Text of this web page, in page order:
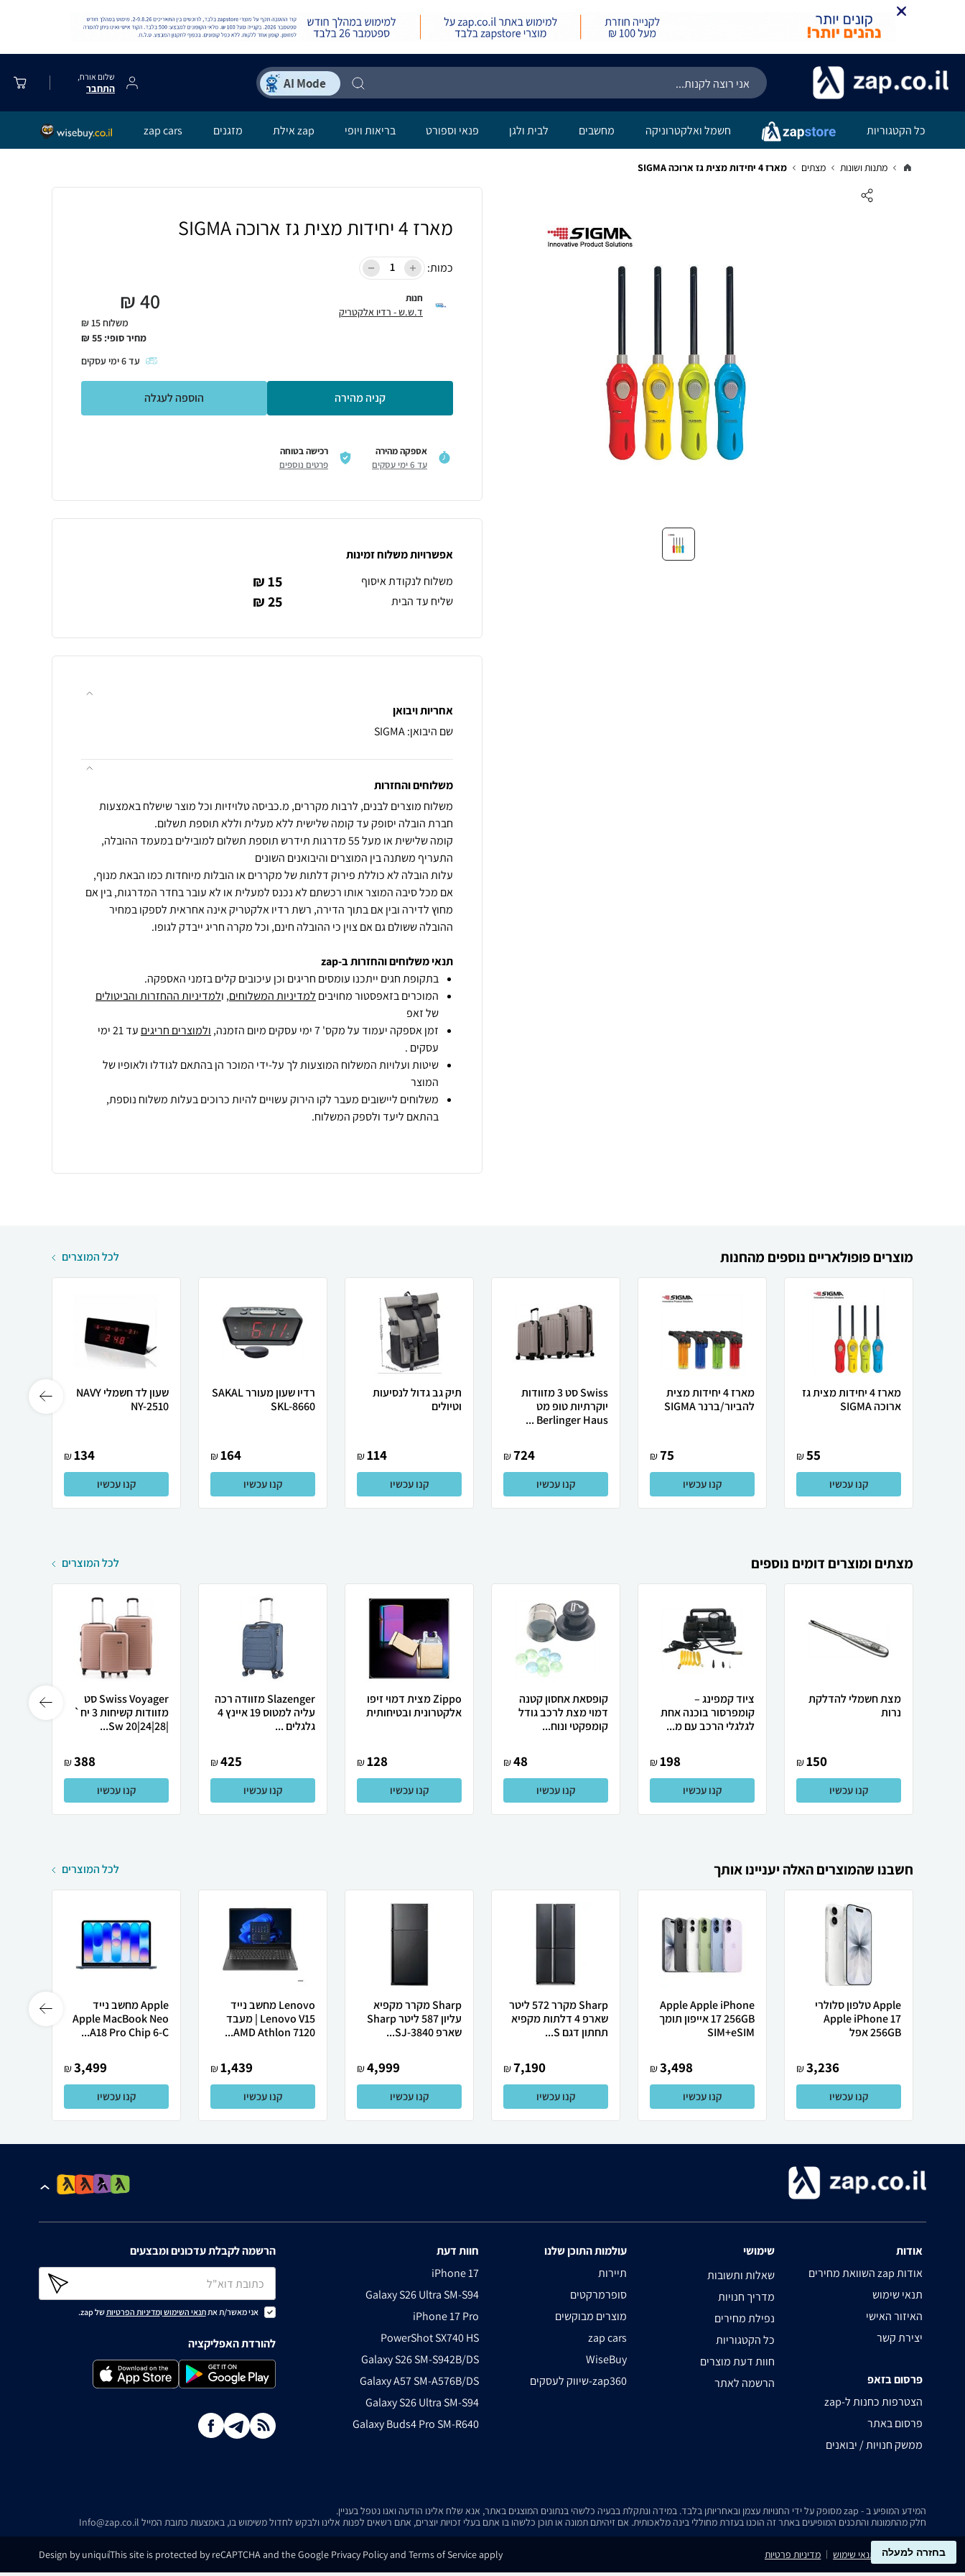
שלום אורח,
התחבר
כל הקטגוריות חשמל ואלקטרוניקה מחשבים לבית ולגן פנאי וספורט בריאות ויופי zap אילת מזגנים zap cars
מתנות ושונות מצתים מארז 4 יחידות מצית גז ארוכה SIGMA
מארז 4 יחידות מצית גז ארוכה SIGMA
כמות:
חנות
ד.ש.ש - רדיו אלקטריק 40
₪
משלוח 15 ₪
מחיר סופי: 55
₪
עד6ימי עסקים
קניה מהירה הוספה לעגלה
אספקה מהירה
עד 6 ימי עסקים
רכישה בטוחה
פרטים נוספים
אפשרויות משלוח זמינות
משלוח לנקודת איסוף
15 ₪
שליח עד הבית 25 ₪
אחריות ויבואן
שם היבואן: SIGMA
משלוחים והחזרות
משלוח מוצרים לבנים, לרבות מקררים, מ.כביסה טלויזיות וכל מוצר שישלח באמצעות
קומה שלישית או מעל 55 מדרגות תידרש תוספת תשלום למובילים במעמד ההובלה,
אם מכל סיבה המוצר אותו רכשתם לא נכנס למעלית או לא עובר בחדר המדרגות, בין אם
מחוץ לדירה ובין אם בתוך הדירה, רשת רדיו אלקטריק אינה אחראית לספקו במחיר
ההובלה ששולם גם אם צוין כי ההובלה חינם, וכל מקרה חריג ייבדק לגופו.
תנאי משלוחים והחזרות ב-zap
בתקופת חגים ייתכנו עומסים חריגים וכן עיכובים קלים בזמני האספקה.
המוכרים בזאפסטור מחויבים למדיניות המשלוחים, ולמדיניות ההחזרות והביטולים
של זאפ
זמן אספקה יעמוד על מקס' 7 ימי עסקים מיום הזמנה,
ולמוצרים חריגים
עד 21 ימי
עסקים .
שיטות ועלויות המשלוח המוצעות לך על-ידי המוכר הן בהתאם לגודלו ולאופיו של
המוצר
משלוחים ליישובים מעבר לקו הירוק עשויים להיות כרוכים בעלות משלוח נוספת,
בהתאם ליעד ולספק המשלוח.
מוצרים פופולאריים נוספים מהחנות לכל המוצרים
מארז 4 יחידות מצית גז
ארוכה SIGMA
55
₪
קנו עכשיו
מארז 4 יחידות מצית
להביור/ברנר SIGMA
75
₪
קנו עכשיו
Swiss סט 3 מזוודות
יוקרתיות טופ מט
Berlinger Haus ...
724
₪
קנו עכשיו
תיק גב גדול לנסיעות
וטיולים
114
₪
קנו עכשיו
רדיו שעון מעורר SAKAL
SKL-8660
164
₪
קנו עכשיו
שעון לד חשמלי NAVY
NY-2510
134
₪
קנו עכשיו
מצתים ומוצרים דומים נוספים לכל המוצרים
מצת חשמלי להדלקת
נרות
150
₪
קנו עכשיו
ציוד קמפינג –
קומפרסור בוכנה אחת
לגלגלי הרכב עם מ...
198
₪
קנו עכשיו
קופסאת אחסון קטנה
דמוי מצת לרכב גודל
קומפקטי ונוח...
48
₪
קנו עכשיו
Zippo מצית דמוי זיפו
אלקטרונית ובטיחותית
128
₪
קנו עכשיו
Slazenger מזוודה רכה
עליה למטוס 19 איינץ 4
גלגלים ...
425
₪
קנו עכשיו
Swiss Voyager סט
מזוודות קשיחות 3 יח`
|28|24|20 Sw...
388
₪
קנו עכשיו
חשבנו שהמוצרים האלה יעניינו אותך לכל המוצרים
Apple טלפון סלולרי
Apple iPhone 17
256GB אפל
3,236
₪
קנו עכשיו
Apple Apple iPhone
17 256GB אייפון תומך
SIM+eSIM
3,498
₪
קנו עכשיו
Sharp מקרר 572 ליטר
שארפ 4 דלתות מקפיא
תחתון דגם S...
7,190
₪
קנו עכשיו
Sharp מקרר מקפיא
עליון 587 ליטר Sharp
שארפ SJ-3840...
4,999
₪
קנו עכשיו
Lenovo מחשב נייד
Lenovo V15 | מעבד
AMD Athlon 7120...
1,439
₪
קנו עכשיו
Apple מחשב נייד
Apple MacBook Neo
A18 Pro Chip 6-C...
3,499
₪
קנו עכשיו
אודות
השוואת מחירים zap אודות
תנאי שימוש
האיזור האישי
יצירת קשר
פרסום בזאפ
zap-הצטרפות כחנות ל
פרסום באתר
ממשק חנויות / יבואנים
שימושי
שאלות ותשובות
מדריך חנויות
נפילת מחירים
כל הקטגוריות
חוות דעת מוצרים
הרשמה לאתר
עולמות התוכן שלנו
תיירות
סופרמרקטים
מוצרים מבוקשים
zap cars
WiseBuy
שיווק לעסקים-zap360
חוות דעת
iPhone 17
Galaxy S26 Ultra SM-S94
iPhone 17 Pro
PowerShot SX740 HS
Galaxy S26 SM-S942B/DS
Galaxy A57 SM-A576B/DS
Galaxy S26 Ultra SM-S94
Galaxy Buds4 Pro SM-R640
הרשמה לקבלת עדכונים ומבצעים
אני מאשר/ת אתתנאי השימושומדיניות הפרטיותשל zap.
להורדת האפליקציה
המידע המופיע ב - zap מסופק על ידי החנויות עצמן ובאחריותן בלבד. במידה ונתקלת בבעיה כלשהי בנתונים המוצגים באתר, אנא שלח אלינו הודעה ואנו נטפל בעניין.
חלק מהתמונות והתכנים המופיעים באתר זה הוכנו בעזרת מחוללי בינה מלאכותית. אם זיהיתם תמונה או תוכן כלשהו בו אתם בעלי זכויות יוצרים, אתם רשאים לפנות אלינו ולבקש לחדול משימוש בו, באמצעות כתובת המייל Info@zap.co.il
בחזרה למעלה
נגישות תנאי שימוש מדיניות פרטיות This site is protected by reCAPTCHA and the Google Privacy Policy and Terms of Service apply
Design by uniqui